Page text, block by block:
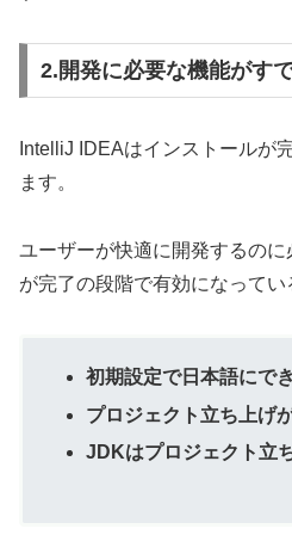
2.開発に必要な機能がす
IntelliJ IDEAはインストールが
ます。
ユーザーが快適に開発するの
が完了の段階で有効になってい
初期設定で日本語にで
プロジェクト立ち上げ
JDKはプロジェクト立